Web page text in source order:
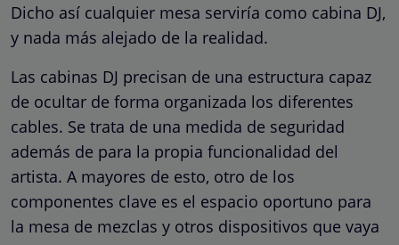
Dicho así cualquier mesa serviría como cabina DJ,
y nada más alejado de la realidad.
Las cabinas DJ precisan de una estructura capaz
de ocultar de forma organizada los diferentes
cables. Se trata de una medida de seguridad
además de para la propia funcionalidad del
artista. A mayores de esto, otro de los
componentes clave es el espacio oportuno para
la mesa de mezclas y otros dispositivos que vaya